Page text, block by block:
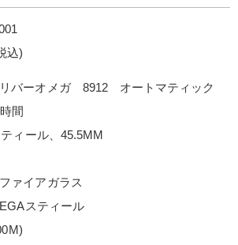
込)
リバーオメガ 8912 オートマティック
間
ィー ル、45.5MM
ァイアガラス
スティー ル